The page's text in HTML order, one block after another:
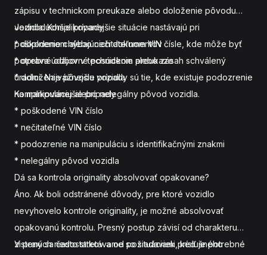
zápisu v technickom preukaze alebo doloženie pôvodu
vozidla. Komplikovanejšie situácie nastávajú pri
poškodenom alebo nečitateľnom VIN čísle, kde môže byť
potrebné odborné posúdenie alebo zásah schválený
úradmi. Najvážnejšie prípady sú tie, kde existuje podozrenie
na manipuláciu alebo nelegálny pôvod vozidla.
Jednoduchšie prípady
* doplnenie chýbajúcich dokumentov
* oprava údajov v technickom preukaze
* doloženie pôvodu vozidla
Komplikovanejšie prípady
* poškodené VIN číslo
* nečitateľné VIN číslo
* podozrenie na manipuláciu s identifikačnými znakmi
* nelegálny pôvod vozidla
Dá sa kontrola originality absolvovať opakovane?
Áno. Ak boli odstránené dôvody, pre ktoré vozidlo
nevyhovelo kontrole originality, je možné absolvovať
opakovanú kontrolu. Presný postup závisí od charakteru
zistených nedostatkov a od požiadaviek príslušného
V praxi sa často stretávame so situáciami, keď je potrebné